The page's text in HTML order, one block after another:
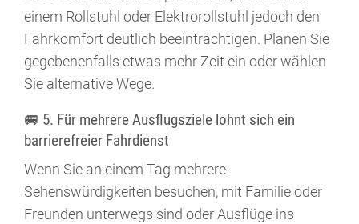
einem Rollstuhl oder Elektrorollstuhl jedoch den
Fahrkomfort deutlich beeinträchtigen. Planen Sie
gegebenenfalls etwas mehr Zeit ein oder wählen
Sie alternative Wege.
🚐 5. Für mehrere Ausflugsziele lohnt sich ein
barrierefreier Fahrdienst
Wenn Sie an einem Tag mehrere
Sehenswürdigkeiten besuchen, mit Familie oder
Freunden unterwegs sind oder Ausflüge ins